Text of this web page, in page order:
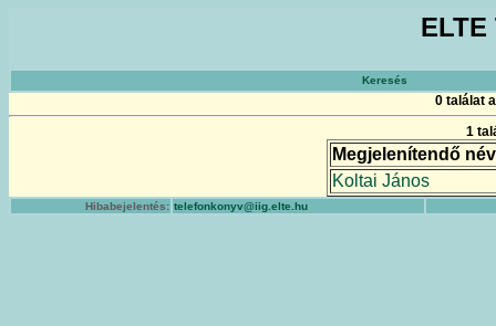
Keresés
0 találat
1
Megjelenítendő név
Koltai János
Hibabejelentés: telefonkonyv@iig.elte.hu